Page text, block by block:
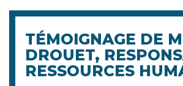
TÉMOIGNAGE DE
DROUET,
RESSOURCES